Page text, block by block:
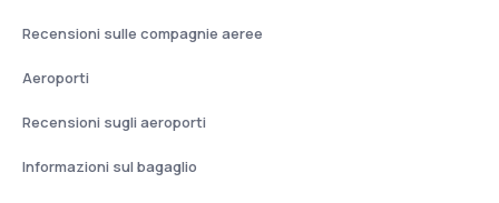
Recensioni sulle compagnie aeree
Aeroporti
Recensioni sugli aeroporti
Informazioni sul bagaglio